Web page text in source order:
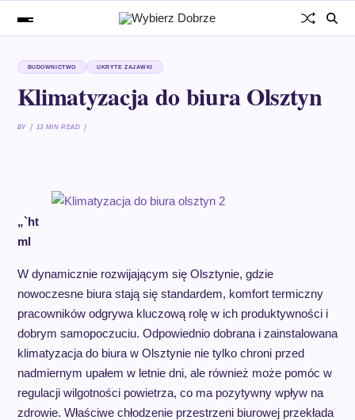
BUDOWNICTWO UKRYTE ZAJAWKI
Klimatyzacja do biura Olsztyn
BY 13 MIN READ
„`ht
ml
W dynamicznie rozwijającym się Olsztynie, gdzie
nowoczesne biura stają się standardem, komfort termiczny
pracowników odgrywa kluczową rolę w ich produktywności i
dobrym samopoczuciu. Odpowiednio dobrana i zainstalowana
klimatyzacja do biura w Olsztynie nie tylko chroni przed
nadmiernym upałem w letnie dni, ale również może pomóc w
regulacji wilgotności powietrza, co ma pozytywny wpływ na
zdrowie. Właściwe chłodzenie przestrzeni biurowej przekłada